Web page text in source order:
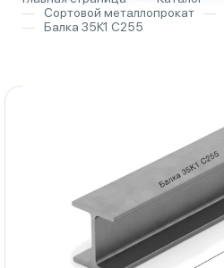
—
Сортовой металлопрокат —
—
Балка 35К1 С255